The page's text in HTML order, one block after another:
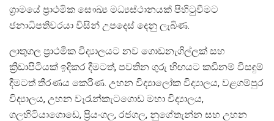
ග්‍රාමයේ ප්‍රාථමික සෞඛ්‍ය මධ්‍යස්ථානයක් පිහිටුවීමට
ජනාධිපතිවරයා විසින් උපදෙස් දෙනු ලැබිණ.
ලාතුගල ප්‍රාථමික විද්‍යාලයට නව ගොඩනැගිල්ලක් සහ
ක්‍රිඩාපිටියක් ඉදිකර දීමටත්, පවතින ගුරු හිඟයට කඩිනම් විසඳුම්
දීමටත් තීරණය කෙරිණ. උහන විද්‍යාලෝක විද්‍යාලය, වළගම්පුර
විද්‍යාලය, උහන වෑරැන්කැටගොඩ මහා විද්‍යාලය,
ගලහිටියාගොඩෙ, ප්‍රියංගල, රජගල, නුගේතැන්න සහ උහන